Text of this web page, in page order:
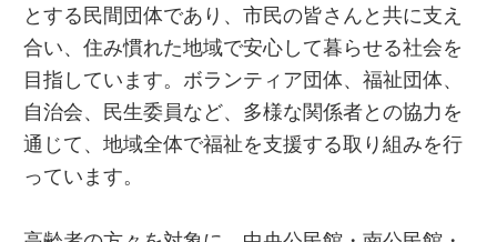
とする民間団体であり、市民の皆さんと共に支え
合い、住み慣れた地域で安心して暮らせる社会を
目指しています。ボランティア団体、福祉団体、
自治会、民生委員など、多様な関係者との協力を
通じて、地域全体で福祉を支援する取り組みを行
っています。